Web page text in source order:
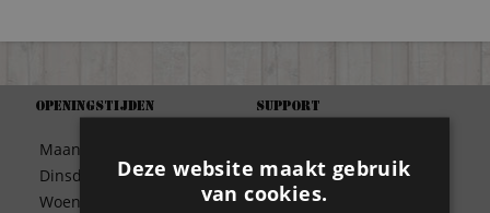
Openingstijden
Maandag
Dinsdag
Woensdag
09:30 – 17:00
09:30 – 17:00
Support
Betaalwijze
Bezorgen
Deze website maakt gebruik
van cookies.